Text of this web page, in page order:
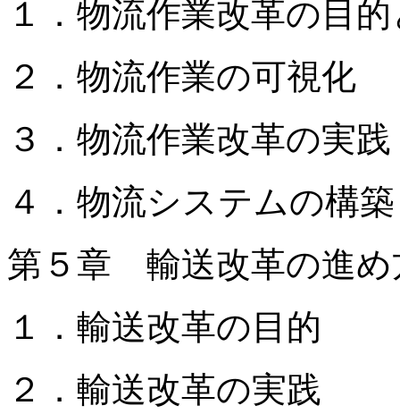
１．物流作業改革の目
２．物流作業の可視化
３．物流作業改革の実践
４．物流システムの構築
第５章 輸送改革の進め
１．輸送改革の目的
２．輸送改革の実践